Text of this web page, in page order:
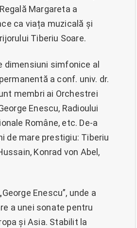
Margareta a
ca viața muzicală și
Tiberiu Soare.
dimensiuni simfonice al
a conf. univ. dr.
membri ai Orchestrei
Enescu, Radioului
Române, etc. De-a
de mare prestigiu: Tiberiu
Konrad von Abel,
Enescu”, unde a
a unei sonate pentru
și Asia. Stabilit la